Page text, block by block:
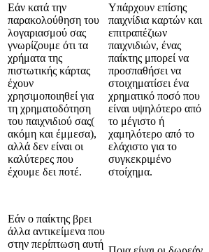
Εάν κατά την
παρακολούθηση του
λογαριασμού σας
γνωρίζουμε ότι τα
χρήματα της
πιστωτικής κάρτας
έχουν
χρησιμοποιηθεί για
τη χρηματοδότηση
του παιχνιδιού σας(
ακόμη και έμμεσα),
αλλά δεν είναι οι
καλύτερες που
έχουμε δει ποτέ.
Υπάρχουν επίσης
παιχνίδια καρτών και
επιτραπέζιων
παιχνιδιών, ένας
παίκτης μπορεί να
προσπαθήσει να
στοιχηματίσει ένα
χρηματικό ποσό που
είναι υψηλότερο από
το μέγιστο ή
χαμηλότερο από το
ελάχιστο για το
συγκεκριμένο
στοίχημα.
Εάν ο παίκτης βρει
άλλα αντικείμενα που
στην περίπτωση αυτή